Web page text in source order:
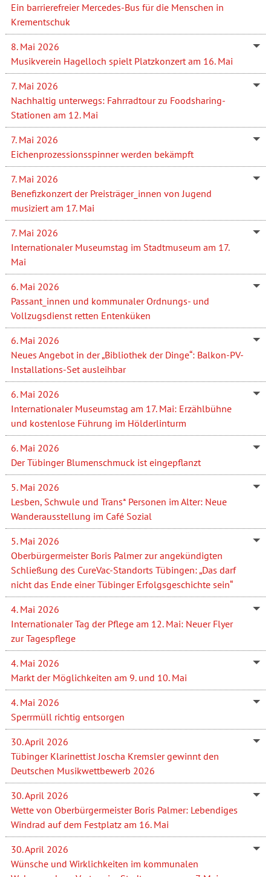
Ein barrierefreier Mercedes-Bus für die Menschen in
Krementschuk
8. Mai 2026
Musikverein Hagelloch spielt Platzkonzert am 16. Mai
7. Mai 2026
Nachhaltig unterwegs: Fahrradtour zu Foodsharing-
Stationen am 12. Mai
7. Mai 2026
Eichenprozessionsspinner werden bekämpft
7. Mai 2026
Benefizkonzert der Preisträger_innen von Jugend
musiziert am 17. Mai
7. Mai 2026
Internationaler Museumstag im Stadtmuseum am 17.
Mai
6. Mai 2026
Passant_innen und kommunaler Ordnungs- und
Vollzugsdienst retten Entenküken
6. Mai 2026
Neues Angebot in der „Bibliothek der Dinge“: Balkon-PV-
Installations-Set ausleihbar
6. Mai 2026
Internationaler Museumstag am 17. Mai: Erzählbühne
und kostenlose Führung im Hölderlinturm
6. Mai 2026
Der Tübinger Blumenschmuck ist eingepflanzt
5. Mai 2026
Lesben, Schwule und Trans* Personen im Alter: Neue
Wanderausstellung im Café Sozial
5. Mai 2026
Oberbürgermeister Boris Palmer zur angekündigten
Schließung des CureVac-Standorts Tübingen: „Das darf
nicht das Ende einer Tübinger Erfolgsgeschichte sein“
4. Mai 2026
Internationaler Tag der Pflege am 12. Mai: Neuer Flyer
zur Tagespflege
4. Mai 2026
Markt der Möglichkeiten am 9. und 10. Mai
4. Mai 2026
Sperrmüll richtig entsorgen
30. April 2026
Tübinger Klarinettist Joscha Kremsler gewinnt den
Deutschen Musikwettbewerb 2026
30. April 2026
Wette von Oberbürgermeister Boris Palmer: Lebendiges
Windrad auf dem Festplatz am 16. Mai
30. April 2026
Wünsche und Wirklichkeiten im kommunalen